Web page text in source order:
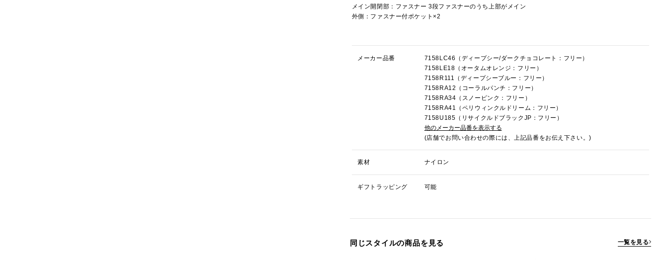
メイン開閉部：ファスナー 3段ファスナーのうち上部がメイン
外側：ファスナー付ポケット×2
メーカー品番
7158LC46（ディープシー/ダークチョコレート：フリー）
7158LE18（オータムオレンジ：フリー）
7158R111（ディープシーブルー：フリー）
7158RA12（コーラルパンチ：フリー）
7158RA34（スノーピンク：フリー）
7158RA41（ペリウィンクルドリーム：フリー）
7158U185（リサイクルドブラックJP：フリー）
他のメーカー品番を表示する
(店舗でお問い合わせの際には、上記品番をお伝え下さい。)
素材 ナイロン
ギフトラッピング 可能
同じスタイルの商品を見る 一覧を見る